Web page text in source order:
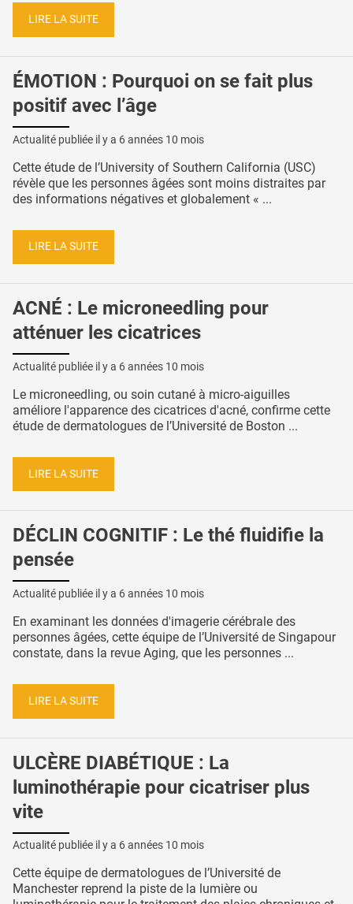
LIRE LA SUITE
ÉMOTION : Pourquoi on se fait plus
positif avec l’âge
Actualité publiée il y a 6 années 10 mois
Cette étude de l’University of Southern California (USC)
révèle que les personnes âgées sont moins distraites par
des informations négatives et globalement « ...
LIRE LA SUITE
ACNÉ : Le microneedling pour
atténuer les cicatrices
Actualité publiée il y a 6 années 10 mois
Le microneedling, ou soin cutané à micro-aiguilles
améliore l'apparence des cicatrices d'acné, confirme cette
étude de dermatologues de l’Université de Boston ...
LIRE LA SUITE
DÉCLIN COGNITIF : Le thé fluidifie la
pensée
Actualité publiée il y a 6 années 10 mois
En examinant les données d'imagerie cérébrale des
personnes âgées, cette équipe de l’Université de Singapour
constate, dans la revue Aging, que les personnes ...
LIRE LA SUITE
ULCÈRE DIABÉTIQUE : La
luminothérapie pour cicatriser plus
vite
Actualité publiée il y a 6 années 10 mois
Cette équipe de dermatologues de l’Université de
Manchester reprend la piste de la lumière ou